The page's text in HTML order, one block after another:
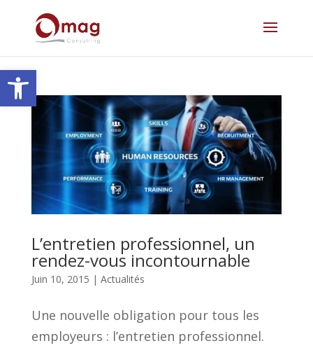
Ouvrir la barre d’outils
L’entretien professionnel, un
rendez-vous incontournable
Juin 10, 2015 | Actualités
Une nouvelle obligation pour tous les
employeurs : l’entretien professionnel.